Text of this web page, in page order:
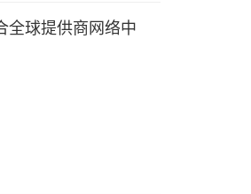
全球提供商网络中